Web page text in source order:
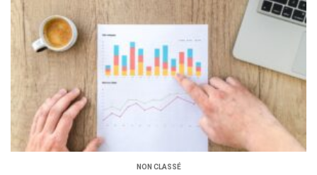
NON CLASSÉ